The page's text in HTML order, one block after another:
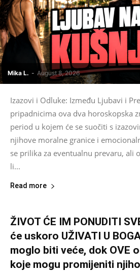
Mika L. - August 8, 2026
Izazovi i Odluke: Između Ljubavi i
pripadnicima ova dva horoskopska
period u kojem će se suočiti s
njihove moralne granice i
se prilika za eventualnu prevaru, ali
li...
Read more
ŽIVOT ĆE IM PONUDITI
će uskoro UŽIVATI U
moglo biti veće, dok OVE
koje mogu promijeniti